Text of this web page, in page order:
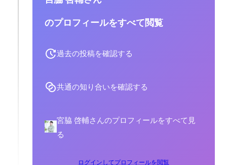
のプロフィールをすべて閲覧
過去の投稿を確認する
共通の知り合いを確認する
宮脇 啓輔さんのプロフィールをすべて見
る
ログインしてプロフィールを閲覧